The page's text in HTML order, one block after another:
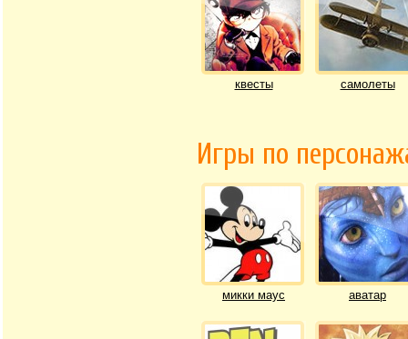
квесты самолеты
Игры по
микки маус аватар